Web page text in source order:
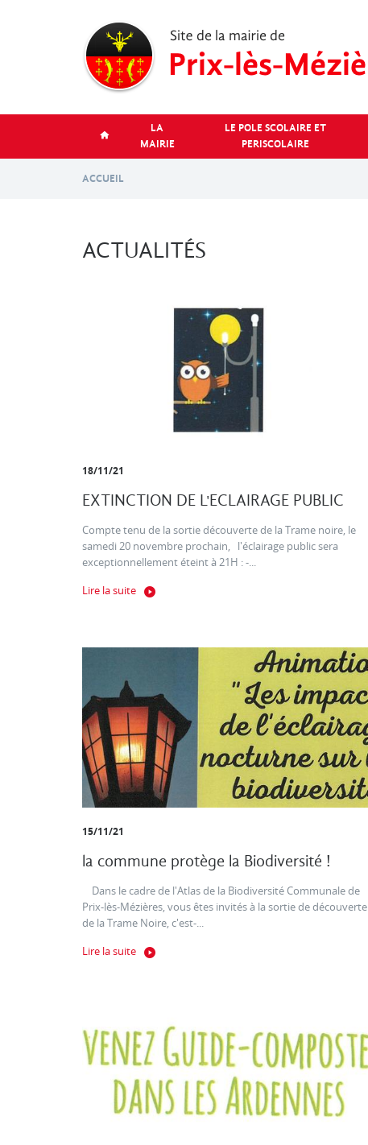
LA
MAIRIE
LE POLE SCOLAIRE ET
PERISCOLAIRE
ACCUEIL
ACTUALITÉS
18/11/21
EXTINCTION DE L'ECLAIRAGE PUBLIC
Compte tenu de la sortie découverte de la Trame noire, le
samedi 20 novembre prochain, l'éclairage public sera
exceptionnellement éteint à 21H : -...
Lire la suite
15/11/21
la commune protège la Biodiversité !
Dans le cadre de l'Atlas de la Biodiversité Communale de
Prix-lès-Mézières, vous êtes invités à la sortie de découverte
de la Trame Noire, c'est-...
Lire la suite